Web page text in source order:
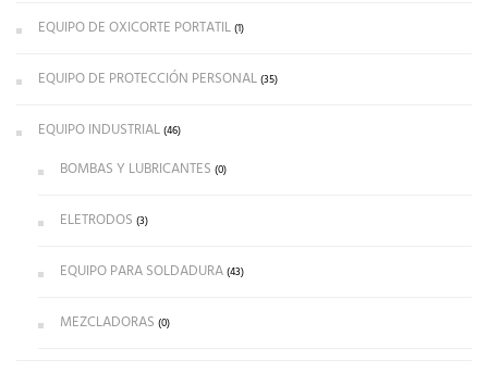
EQUIPO DE OXICORTE PORTATIL(1)
EQUIPO DE PROTECCIÓN PERSONAL(35)
EQUIPO INDUSTRIAL(46)
BOMBAS Y LUBRICANTES (0)
ELETRODOS (3)
EQUIPO PARA SOLDADURA(43)
MEZCLADORAS (0)